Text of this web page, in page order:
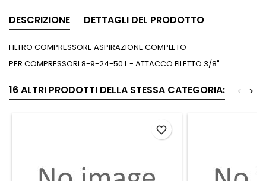
DESCRIZIONE DETTAGLI DEL PRODOTTO
FILTRO COMPRESSORE ASPIRAZIONE COMPLETO
PER COMPRESSORI 8-9-24-50 L - ATTACCO FILETTO 3/8"
16 ALTRI PRODOTTI DELLA STESSA CATEGORIA: >
<
favorite_border